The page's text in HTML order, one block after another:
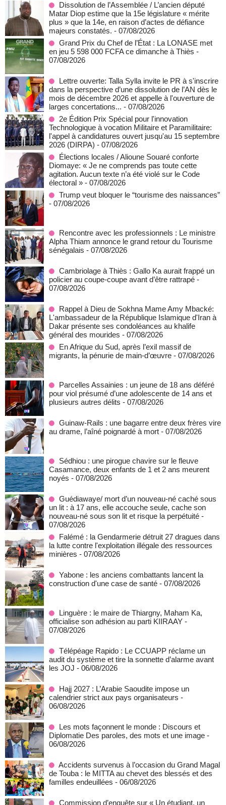
Dissolution de l’Assemblée / L’ancien député
Matar Diop estime que la 15e législature « mérite
plus » que la 14e, en raison d’actes de défiance
majeurs constatés. - 07/08/2026
Grand Prix du Chef de l’État : La LONASE met
en jeu 5 598 000 FCFA ce dimanche à Thiès -
07/08/2026
Lettre ouverte: Talla Sylla invite le PR à s'inscrire
dans la perspective d’une dissolution de l’AN dès le
mois de décembre 2026 et appelle à l'ouverture de
larges concertations... - 07/08/2026
2e Édition Prix Spécial pour l'innovation
Technologique à vocation Militaire et Paramilitaire:
l'appel à candidatures ouvert jusqu'au 15 septembre
2026 (DIRPA) - 07/08/2026
Élections locales / Alioune Souaré conforte
Diomaye: « Je ne comprends pas toute cette
agitation. Aucun texte n’a été violé sur le Code
électoral » - 07/08/2026
Trump veut bloquer le “tourisme des naissances”
- 07/08/2026
Rencontre avec les professionnels : Le ministre
Alpha Thiam annonce le grand retour du Tourisme
sénégalais - 07/08/2026
Cambriolage à Thiès : Gallo Ka aurait frappé un
policier au coupe-coupe avant d’être rattrapé -
07/08/2026
Rappel à Dieu de Sokhna Mame Amy Mbacké:
L'ambassadeur de la République Islamique d'Iran à
Dakar présente ses condoléances au khalife
général des mourides - 07/08/2026
En Afrique du Sud, après l’exil massif de
migrants, la pénurie de main-d’œuvre - 07/08/2026
Parcelles Assainies : un jeune de 18 ans déféré
pour viol présumé d’une adolescente de 14 ans et
plusieurs autres délits - 07/08/2026
Guinaw-Rails : une bagarre entre deux frères vire
au drame, l’aîné poignardé à mort - 07/08/2026
Sédhiou : une pirogue chavire sur le fleuve
Casamance, deux enfants de 1 et 2 ans meurent
noyés - 07/08/2026
Guédiawaye/ mort d’un nouveau-né caché sous
un lit : à 17 ans, elle accouche seule, cache son
nouveau-né sous son lit et risque la perpétuité -
07/08/2026
Falémé : la Gendarmerie détruit 27 dragues dans
la lutte contre l'exploitation illégale des ressources
minières - 07/08/2026
Yabone : les anciens combattants lancent la
construction d'une case de santé - 07/08/2026
Linguère : le maire de Thiargny, Maham Ka,
officialise son adhésion au parti KIIRAAY -
07/08/2026
Télépéage Rapido : Le CCUAPP réclame un
audit du système et tire la sonnette d’alarme avant
les JOJ - 06/08/2026
Hajj 2027 : L’Arabie Saoudite impose un
calendrier strict aux pays organisateurs -
06/08/2026
Les mots façonnent le monde : Discours et
Diplomatie Des paroles, des mots et une image -
06/08/2026
Accidents survenus à l’occasion du Grand Magal
de Touba : le MITTA au chevet des blessés et des
familles endeuillées - 06/08/2026
Commission d’enquête sur « Un étudiant, un